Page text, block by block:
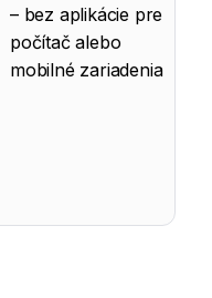
– bez aplikácie pre
počítač alebo
mobilné zariadenia